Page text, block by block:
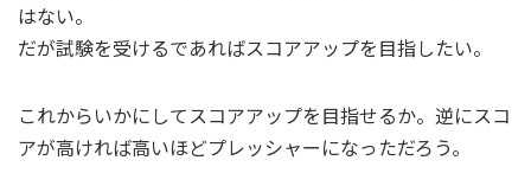
はない。
だが試験を受けるであればスコアアップを目指したい。
これからいかにしてスコアアップを目指せるか。逆にスコ
アが高ければ高いほどプレッシャーになっただろう。